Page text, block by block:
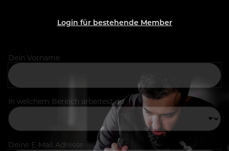
Login für bestehende Member
Dein Vorname
In welchem Bereich arbeitest du
Deine E-Mail Adresse